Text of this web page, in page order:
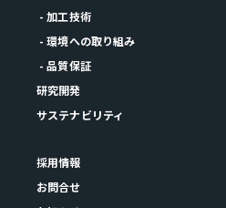
- 加工技術
- 環境への取り組み
- 品質保証
研究開発
サステナビリティ
採用情報
お問合せ